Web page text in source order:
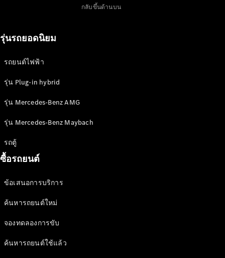
All Coupés
CLE Coupé
Mercedes-
AMG GT
Coupé
ออกแบบ
รถยนต์
ทดลองขับ
Mercedes-
Benz Online
คาบริโอเลต/โรดสเตอร์
กลับขึ้นด้านบน
รุ่นรถยอดนิยม
รถยนต์ไฟฟ้า
รุ่น Plug-in hybrid
รุ่น Mercedes-Benz AMG
รุ่น Mercedes-Benz Maybach
รถตู้
ซื้อรถยนต์
ข้อเสนอการบริการ
ค้นหารถยนต์ใหม่
จองทดลองการขับ
ค้นหารถยนต์ใช้แล้ว